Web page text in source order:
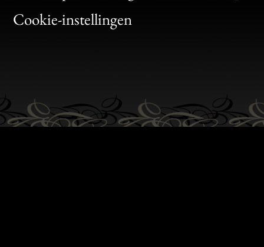
Cookie-instellingen